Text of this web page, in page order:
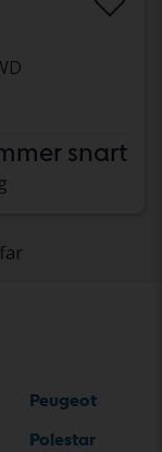
snart
Peugeot
Polestar